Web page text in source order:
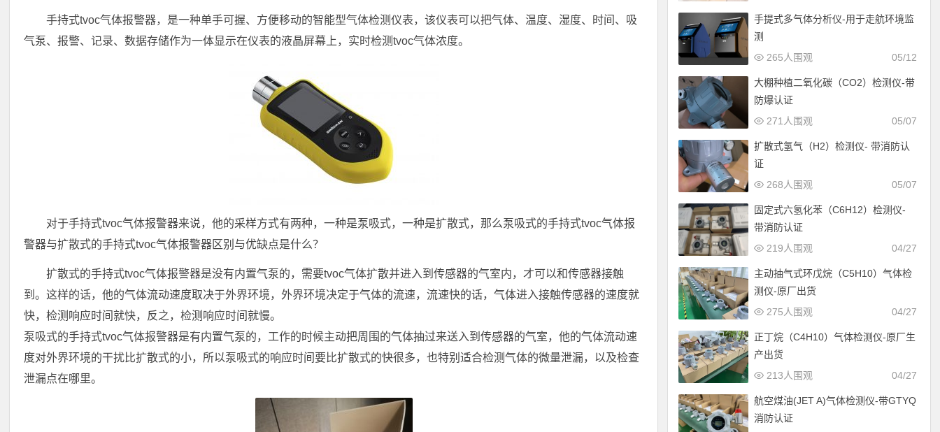
手持式tvoc气体报警器，是一种单手可握、方便移动的智能型气体检测仪表，该仪表可以把气体、温度、湿度、时间、吸
气泵、报警、记录、数据存储作为一体显示在仪表的液晶屏幕上，实时检测tvoc气体浓度。
对于手持式tvoc气体报警器来说，他的采样方式有两种，一种是泵吸式，一种是扩散式，那么泵吸式的手持式tvoc气体报
警器与扩散式的手持式tvoc气体报警器区别与优缺点是什么？
扩散式的手持式tvoc气体报警器是没有内置气泵的，需要tvoc气体扩散并进入到传感器的气室内，才可以和传感器接触
到。这样的话，他的气体流动速度取决于外界环境，外界环境决定于气体的流速，流速快的话，气体进入接触传感器的速度就
快，检测响应时间就快，反之，检测响应时间就慢。
泵吸式的手持式tvoc气体报警器是有内置气泵的，工作的时候主动把周围的气体抽过来送入到传感器的气室，他的气体流动速
度对外界环境的干扰比扩散式的小，所以泵吸式的响应时间要比扩散式的快很多，也特别适合检测气体的微量泄漏，以及检查
泄漏点在哪里。
手提式多气体分析仪-用于走航环境监
测
05/12
265人围观
大棚种植二氧化碳（CO2）检测仪-带
防爆认证
05/07
271人围观
扩散式氢气（H2）检测仪- 带消防认
证
05/07
268人围观
固定式六氢化苯（C6H12）检测仪-
带消防认证
04/27
219人围观
主动抽气式环戊烷（C5H10）气体检
测仪-原厂出货
04/27
275人围观
正丁烷（C4H10）气体检测仪-原厂生
产出货
04/27
213人围观
航空煤油(JET A)气体检测仪-带GTYQ
消防认证